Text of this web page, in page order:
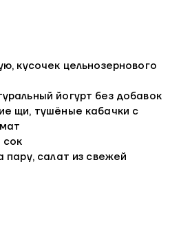
кусочек цельнозернового
йогурт без добавок
щи, тушёные кабачки с
сок
пару, салат из свежей